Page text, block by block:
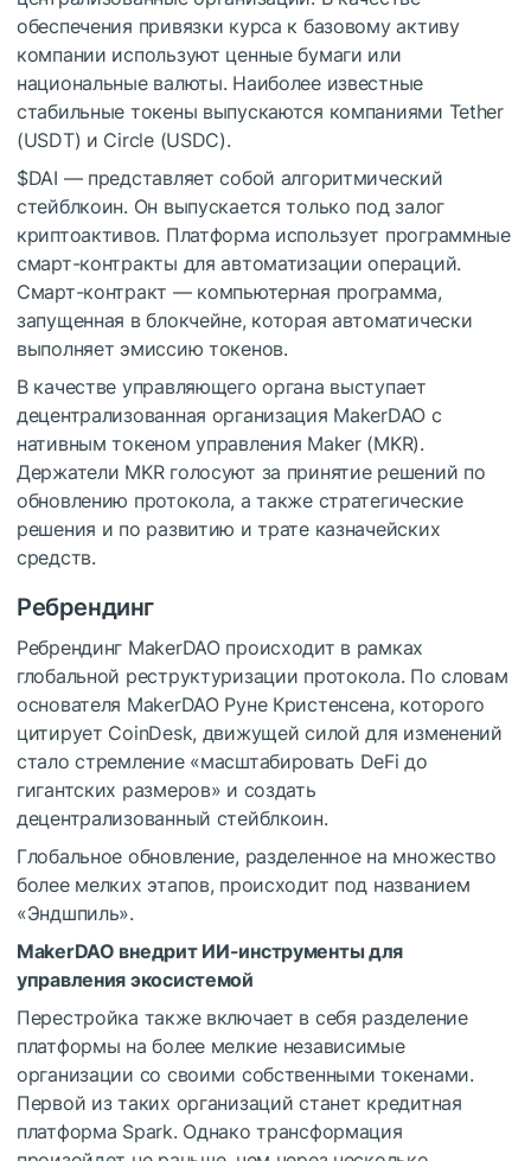
обеспечения привязки курса к базовому активу
компании используют ценные бумаги или
национальные валюты. Наиболее известные
стабильные токены выпускаются компаниями Tether
(USDT) и Circle (USDC).
$DAI — представляет собой алгоритмический
стейблкоин. Он выпускается только под залог
криптоактивов. Платформа использует программные
смарт-контракты для автоматизации операций.
Смарт-контракт — компьютерная программа,
запущенная в блокчейне, которая автоматически
выполняет эмиссию токенов.
В качестве управляющего органа выступает
децентрализованная организация MakerDAO с
нативным токеном управления Maker (MKR).
Держатели MKR голосуют за принятие решений по
обновлению протокола, а также стратегические
решения и по развитию и трате казначейских
средств.
Ребрендинг
Ребрендинг MakerDAO происходит в рамках
глобальной реструктуризации протокола. По словам
основателя MakerDAO Руне Кристенсена, которого
цитирует CoinDesk, движущей силой для изменений
стало стремление «масштабировать DeFi до
гигантских размеров» и создать
децентрализованный стейблкоин.
Глобальное обновление, разделенное на множество
более мелких этапов, происходит под названием
«Эндшпиль».
MakerDAO внедрит ИИ-инструменты для
управления экосистемой
Перестройка также включает в себя разделение
платформы на более мелкие независимые
организации со своими собственными токенами.
Первой из таких организаций станет кредитная
платформа Spark. Однако трансформация